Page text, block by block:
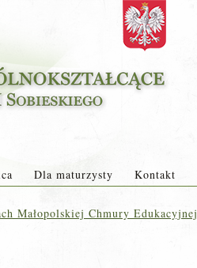
Dla maturzysty Kontakt
Małopolskiej Chmury Edukacyjnej